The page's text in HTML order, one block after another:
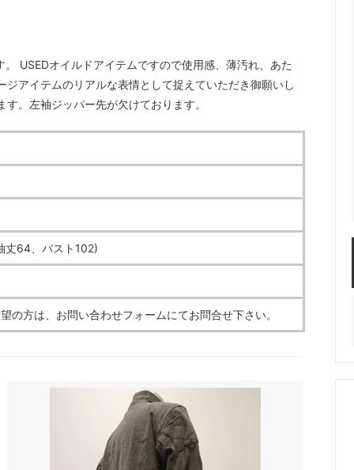
USEDオイルドアイテムですので使用感、薄汚れ、あた
アイテムのリアルな表情として捉えていただき御願いし
。左袖ジッパー先が欠けております。
丈64、バスト102)
の方は、お問い合わせフォームにてお問合せ下さい。